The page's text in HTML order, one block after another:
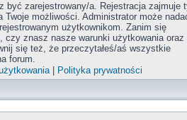
być zarejestrowany/a. Rejestracja zajmuje
Twoje możliwości. Administrator może
użytkownikom. Zanim się
czy znasz nasze warunki użytkowania oraz
się też, że przeczytałeś/aś wszystkie
forum.
| Polityka prywatności